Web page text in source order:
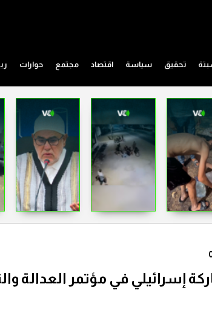
تحقيق سياسة اقتصاد مجتمع حوارات
إسرائيلي في مؤتمر العدالة